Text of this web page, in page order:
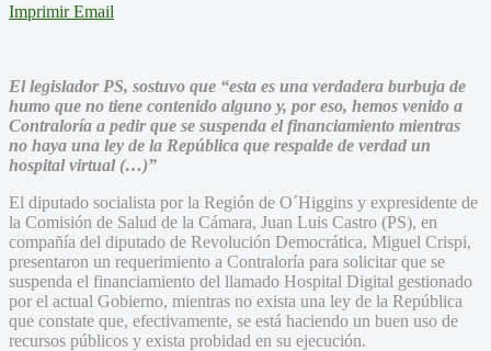
Imprimir Email
El legislador PS, sostuvo que “esta es una verdadera burbuja de
humo que no tiene contenido alguno y, por eso, hemos venido a
Contraloría a pedir que se suspenda el financiamiento mientras
no haya una ley de la República que respalde de verdad un
hospital virtual (…)”
El diputado socialista por la Región de O´Higgins y expresidente de
la Comisión de Salud de la Cámara, Juan Luis Castro (PS), en
compañía del diputado de Revolución Democrática, Miguel Crispi,
presentaron un requerimiento a Contraloría para solicitar que se
suspenda el financiamiento del llamado Hospital Digital gestionado
por el actual Gobierno, mientras no exista una ley de la República
que constate que, efectivamente, se está haciendo un buen uso de
recursos públicos y exista probidad en su ejecución.